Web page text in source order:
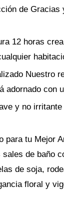
de Gracias
12 horas
Nuestro
adornado con
y no
para tu Mejor
sales de baño
de soja,
floral y